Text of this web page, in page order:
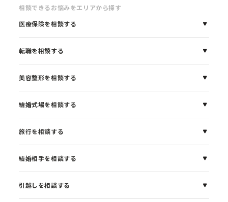
相談できるお悩みをエリアから探す
医療保険を相談する
転職を相談する
美容整形を相談する
結婚式場を相談する
旅行を相談する
結婚相手を相談する
引越しを相談する